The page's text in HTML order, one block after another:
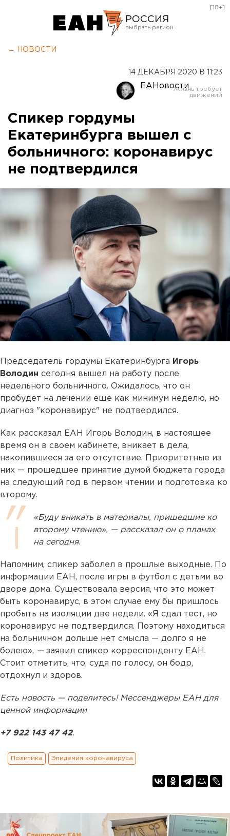
РОССИЯ
Оренбург
[18+]
← НОВОСТИ
14 ДЕКАБРЯ 2020 В 11:23
ЕАНовости
Спикер гордумы
Екатеринбурга вышел с
больничного: коронавирус
не подтвердился
Председатель гордумы Екатеринбурга Игорь
Володин сегодня вышел на работу после
недельного больничного. Ожидалось, что он
пробудет на лечении еще как минимум неделю, но
диагноз "коронавирус" не подтвердился.
Как рассказал ЕАН Игорь Володин, в настоящее
время он в своем кабинете, вникает в дела,
накопившиеся за его отсутствие. Приоритетные из
них — прошедшее принятие думой бюджета города
на следующий год в первом чтении и подготовка ко
второму.
«Буду вникать в материалы, пришедшие ко
второму чтению», — рассказал он о планах
на сегодня.
Напомним, спикер заболел в прошлые выходные. По
информации ЕАН, после игры в футбол с детьми во
дворе дома. Существовала версия, что это может
быть коронавирус, в этом случае ему бы пришлось
пробыть на изоляции две недели. «Я сдал тест, но
коронавирус не подтвердился. Поэтому находиться
на больничном дольше нет смысла — долго я не
болею», —заявил спикер корреспонденту ЕАН.
Стоит отметить, что, судя по голосу, он бодр,
отдохнул и здоров.
Есть новость — поделитесь! Мессенджеры ЕАН для
ценной информации
+7 922 143 47 42.
Политика Эпидемия коронавируса